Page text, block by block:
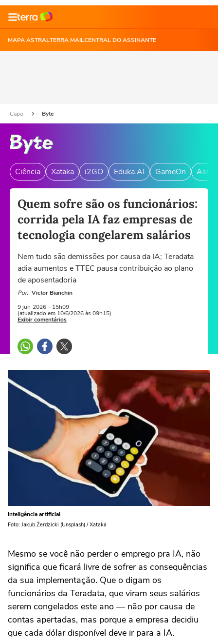
MAPA ASTRALTERRA MAILCENTRAL DO ASSINANTE
Capa Byte
Ciência Xataka i2GO Eduka.AI GameOn
Quem sofre são os funcionários:
corrida pela IA faz empresas de
tecnologia congelarem salários
Nem tudo são demissões por causa da IA; Teradata
adia aumentos e TTEC pausa contribuição ao plano
de aposentadoria
Por: Victor Bianchin
9 jun 2026 - 15h09
(atualizado em 10/6/2026 às 09h15)
Exibir comentários
Inteligência artificial
Foto: Jakub Żerdzicki (Unsplash) / Xataka
Mesmo se você não perder o emprego pra IA, não
significa que ficará livre de sofrer as consequências
da sua implementação. Que o digam os
funcionários da Teradata, que viram seus salários
serem congelados este ano — não por causa de
contas apertadas, mas porque a empresa decidiu
que cada dólar disponível deve ir para a IA.